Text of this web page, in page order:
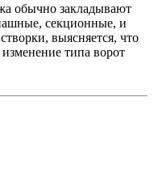
обычно закладывают
секционные, и
выясняется, что
типа ворот